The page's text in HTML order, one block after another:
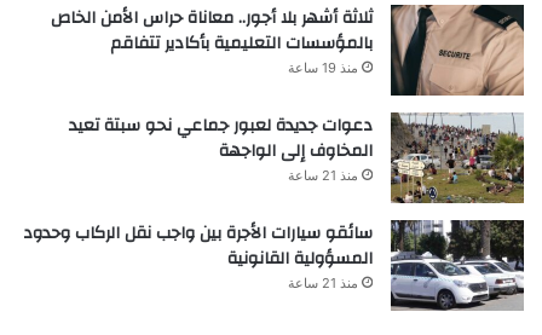
ثلاثة أشهر بلا أجور.. معاناة حراس الأمن الخاص
بالمؤسسات التعليمية بأكادير تتفاقم
منذ 19 ساعة
دعوات جديدة لعبور جماعي نحو سبتة تعيد
المخاوف إلى الواجهة
منذ 21 ساعة
سائقو سيارات الأجرة بين واجب نقل الركاب وحدود
المسؤولية القانونية
منذ 21 ساعة